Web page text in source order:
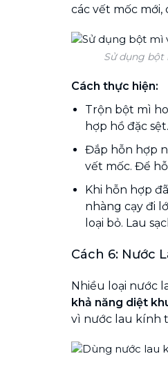
các vết mốc mới,
Sử dụng bột
Cách thực hiện:
Trộn bột mì
hợp hồ đặc sệt.
Đắp hỗn hợp
vết mốc. Để
Khi hỗn hợp
nhàng cạy đi
loại bỏ. Lau
Cách 6: Nước
Nhiều loại nước
khả năng diệt
vì nước lau kính